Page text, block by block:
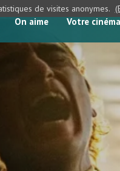
On aime Votre cinéma
de visites anonymes.